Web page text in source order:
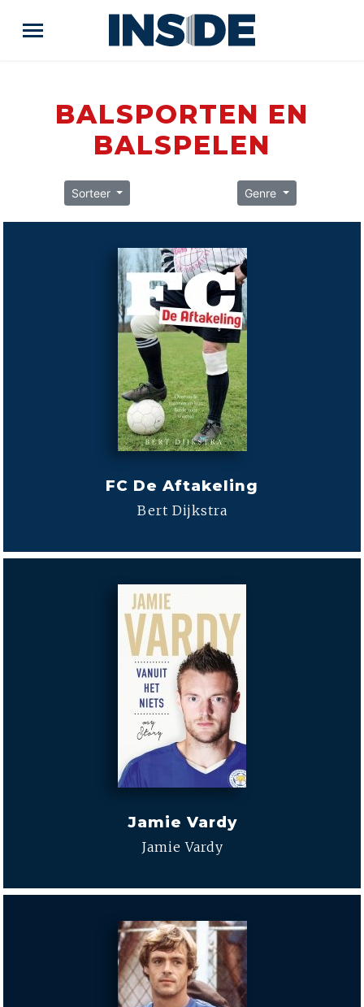
BALSPORTEN EN
BALSPELEN
Sorteer Genre
FC De Aftakeling
Bert Dijkstra
Jamie Vardy
Jamie Vardy